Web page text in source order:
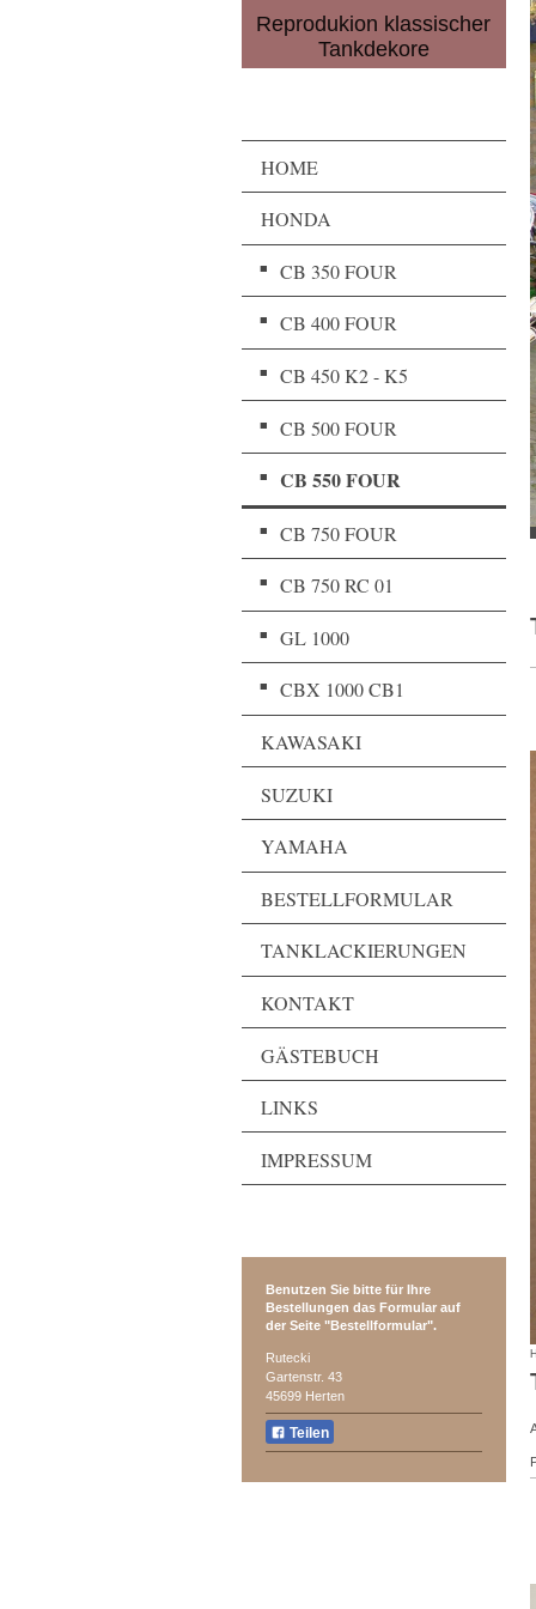
Reprodukion klassischer
Tankdekore
HOME
HONDA
CB 350 FOUR
CB 400 FOUR
CB 450 K2 - K5
CB 500 FOUR
CB 550 FOUR
CB 750 FOUR
CB 750 RC 01
GL 1000
CBX 1000 CB1
KAWASAKI
SUZUKI
YAMAHA
BESTELLFORMULAR
TANKLACKIERUNGEN
KONTAKT
GÄSTEBUCH
LINKS
IMPRESSUM
Benutzen Sie bitte für Ihre
Bestellungen das Formular auf
der Seite "Bestellformular".
Rutecki
Gartenstr. 43
45699 Herten
Teilen